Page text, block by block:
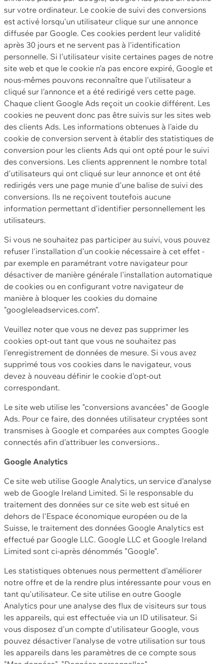
sur votre ordinateur. Le cookie de suivi des conversions
est activé lorsqu'un utilisateur clique sur une annonce
diffusée par Google. Ces cookies perdent leur validité
après 30 jours et ne servent pas à l'identification
personnelle. Si l'utilisateur visite certaines pages de notre
site web et que le cookie n'a pas encore expiré, Google et
nous-mêmes pouvons reconnaître que l'utilisateur a
cliqué sur l'annonce et a été redirigé vers cette page.
Chaque client Google Ads reçoit un cookie différent. Les
cookies ne peuvent donc pas être suivis sur les sites web
des clients Ads. Les informations obtenues à l'aide du
cookie de conversion servent à établir des statistiques de
conversion pour les clients Ads qui ont opté pour le suivi
des conversions. Les clients apprennent le nombre total
d'utilisateurs qui ont cliqué sur leur annonce et ont été
redirigés vers une page munie d'une balise de suivi des
conversions. Ils ne reçoivent toutefois aucune
information permettant d'identifier personnellement les
utilisateurs.
Si vous ne souhaitez pas participer au suivi, vous pouvez
refuser l'installation d'un cookie nécessaire à cet effet -
par exemple en paramétrant votre navigateur pour
désactiver de manière générale l'installation automatique
de cookies ou en configurant votre navigateur de
manière à bloquer les cookies du domaine
"googleleadservices.com".
Veuillez noter que vous ne devez pas supprimer les
cookies opt-out tant que vous ne souhaitez pas
l'enregistrement de données de mesure. Si vous avez
supprimé tous vos cookies dans le navigateur, vous
devez à nouveau définir le cookie d'opt-out
correspondant.
Le site web utilise les "conversions avancées" de Google
Ads. Pour ce faire, des données utilisateur cryptées sont
transmises à Google et comparées aux comptes Google
connectés afin d'attribuer les conversions..
Google Analytics
Ce site web utilise Google Analytics, un service d'analyse
web de Google Ireland Limited. Si le responsable du
traitement des données sur ce site web est situé en
dehors de l'Espace économique européen ou de la
Suisse, le traitement des données Google Analytics est
effectué par Google LLC. Google LLC et Google Ireland
Limited sont ci-après dénommés "Google".
Les statistiques obtenues nous permettent d'améliorer
notre offre et de la rendre plus intéressante pour vous en
tant qu'utilisateur. Ce site utilise en outre Google
Analytics pour une analyse des flux de visiteurs sur tous
les appareils, qui est effectuée via un ID utilisateur. Si
vous disposez d'un compte d'utilisateur Google, vous
pouvez désactiver l'analyse de votre utilisation sur tous
les appareils dans les paramètres de ce compte sous